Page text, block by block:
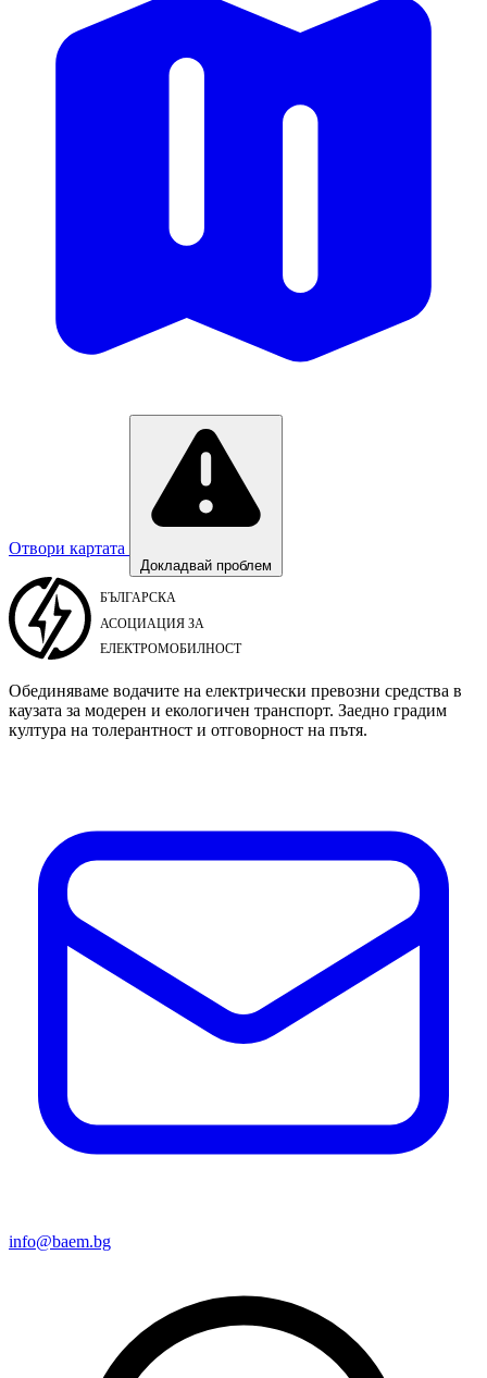
Отвори картата
Докладвай проблем
Обединяваме водачите на електрически превозни средства в
каузата за модерен и екологичен транспорт. Заедно градим
култура на толерантност и отговорност на пътя.
info@baem.bg